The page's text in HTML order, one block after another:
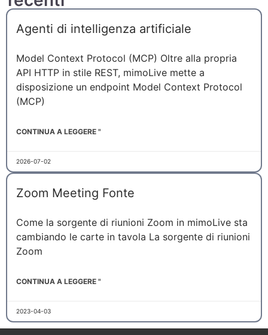
Agenti di intelligenza artificiale
Model Context Protocol (MCP) Oltre alla propria
API HTTP in stile REST, mimoLive mette a
disposizione un endpoint Model Context Protocol
(MCP)
CONTINUA A LEGGERE "
2026-07-02
Zoom Meeting Fonte
Come la sorgente di riunioni Zoom in mimoLive sta
cambiando le carte in tavola La sorgente di riunioni
Zoom
CONTINUA A LEGGERE "
2023-04-03